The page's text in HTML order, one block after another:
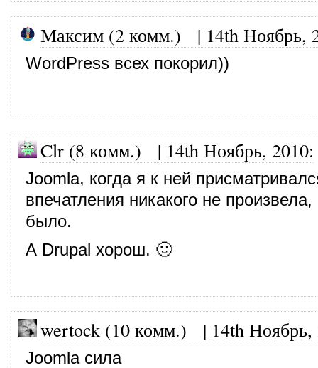
Максим (2 комм.) | 14th Ноябрь,
WordPress всех покорил))
Clr (8 комм.) | 14th Ноябрь, 2010:
Joomla, когда я к ней
впечатления никакого не
было.
А Drupal хорош. 🙂
wertock (10 комм.) | 14th Ноябрь,
Joomla сила